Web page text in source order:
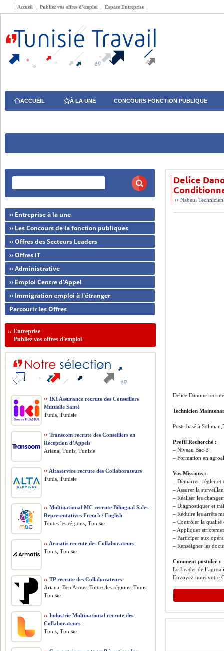
Accueil Publiez vos offres d’emploi Espace Entreprise
ACCUEIL À LA UNE CONCOURS FONCTION PUBLIQUE
Delice
››Nabeul Technicien
Delice Danone
Technicien
Poste basé à
Profil Recherché :
– Niveau Bac›3
– Formation en
Vos Missions :
– Démarrer, régler et
– Assurer la
– Réaliser les
– Diagnostiquer et
– Réduire les arrêts
– Contrôler la
– Appliquer
– Participer aux
– Renseigner les
Comment postuler :
Le Leader de
Envoyez-nous votre
›› Entreprise à la une
›› Les Concours de la fonction publiques
›› Offres des Secteurs Leaders
›› Offres IT
›› Administrative
›› Emploi Centre d'Appel
›› Immigration emploi à l'étranger
Parcourir les Offres
››Entreprise
Publiez vos offres d'emploi
›› IKI Assurance recrute des Conseillers
Mutuelle Santé
Tunis, Tunisie
›› Transcom recrute des Conseillers en
Réception d’Appels
Ariana, Tunis, Tunisie
›› Altaservice recrute des Collaborateurs
Tunis, Tunisie
›› Multinational MC recrute Bilingual Sales
Representatives French / English
Toutes les régions, Tunisie
›› Armatis recrute des Collaborateurs
Tunis, Tunisie
›› TP recrute des Collaborateurs
Ariana, Ben Arous, Toutes les régions, Tunis,
Tunisie
›› Industrie Multinational recrute des
Collaborateurs
Tunis, Tunisie